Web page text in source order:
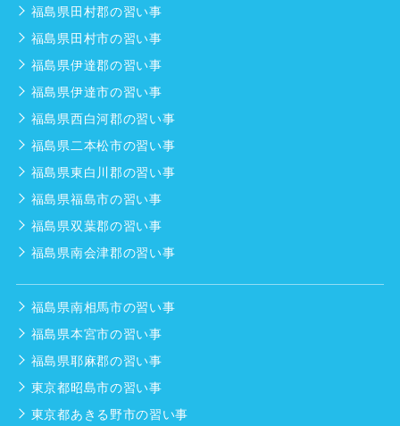
福島県田村郡の習い事
福島県田村市の習い事
福島県伊達郡の習い事
福島県伊達市の習い事
福島県西白河郡の習い事
福島県二本松市の習い事
福島県東白川郡の習い事
福島県福島市の習い事
福島県双葉郡の習い事
福島県南会津郡の習い事
福島県南相馬市の習い事
福島県本宮市の習い事
福島県耶麻郡の習い事
東京都昭島市の習い事
東京都あきる野市の習い事